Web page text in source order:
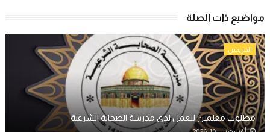
مواضيع ذات الصلة
الخريجين
مطلوب معلمين للعمل لدى مدرسة الصحابة الشرعية